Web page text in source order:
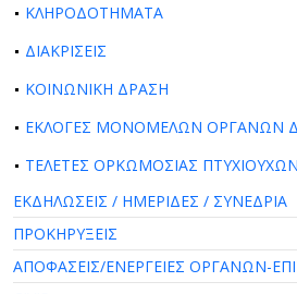
ΚΛΗΡΟΔΟΤΗΜΑΤΑ
ΔΙΑΚΡΙΣΕΙΣ
ΚΟΙΝΩΝΙΚΗ ΔΡΑΣΗ
ΕΚΛΟΓΕΣ ΜΟΝΟΜΕΛΩΝ ΟΡΓΑΝΩΝ
ΤΕΛΕΤΕΣ ΟΡΚΩΜΟΣΙΑΣ ΠΤΥΧΙΟΥΧΩΝ
ΕΚΔΗΛΩΣΕΙΣ / ΗΜΕΡΙΔΕΣ / ΣΥΝΕΔΡΙΑ
ΠΡΟΚΗΡΥΞΕΙΣ
ΑΠΟΦΑΣΕΙΣ/ΕΝΕΡΓΕΙΕΣ ΟΡΓΑΝΩΝ-